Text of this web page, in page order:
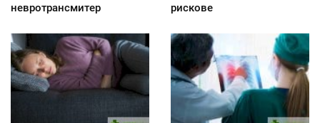
невротрансмитер
рискове